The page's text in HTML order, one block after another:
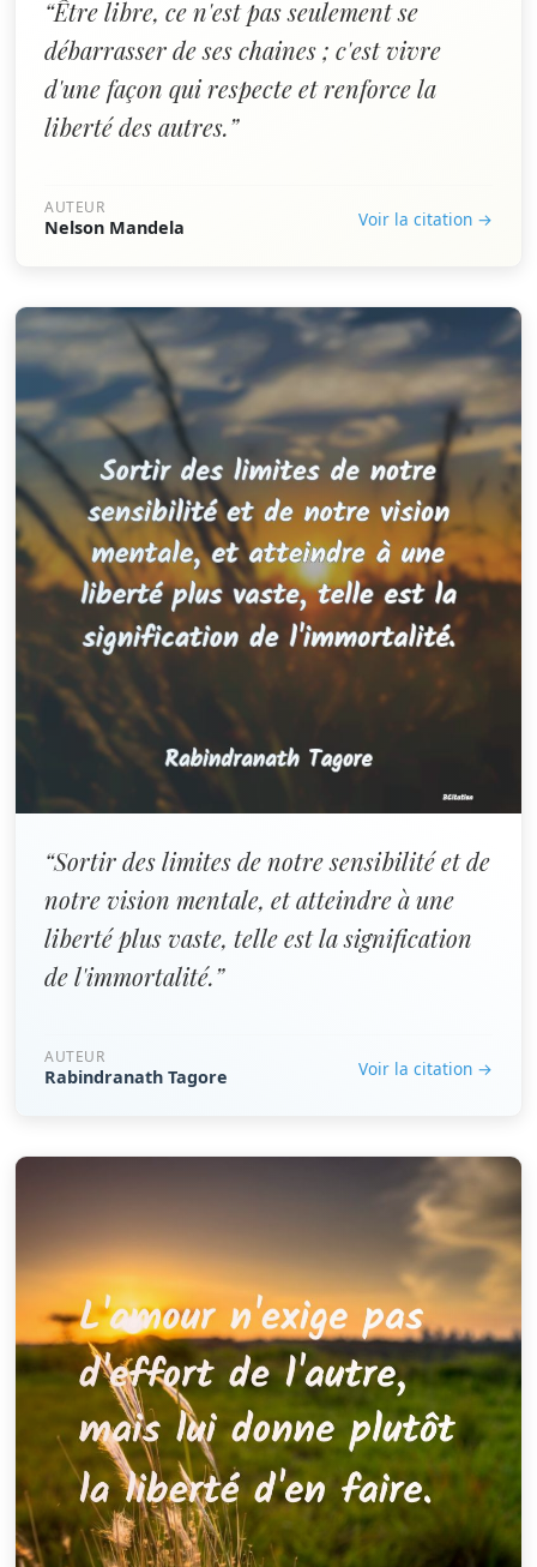
“Être libre, ce n'est pas seulement se
débarrasser de ses chaines ; c'est vivre
d'une façon qui respecte et renforce la
liberté des autres.”
AUTEUR
Nelson Mandela Voir la citation →
“Sortir des limites de notre sensibilité et de
notre vision mentale, et atteindre à une
liberté plus vaste, telle est la signification
de l'immortalité.”
AUTEUR
Rabindranath Tagore Voir la citation →